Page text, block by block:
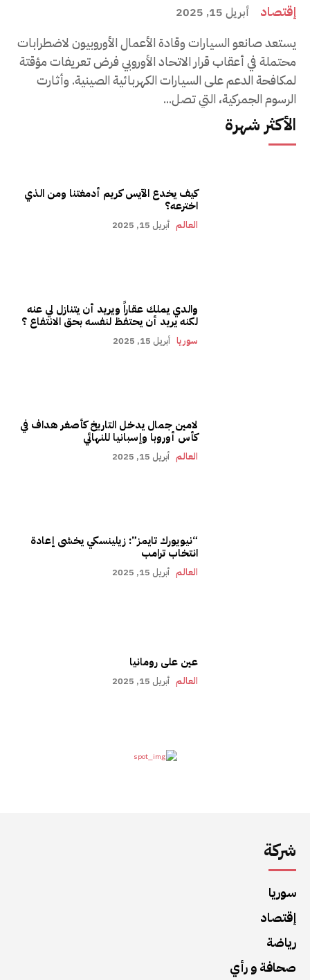
إقتصاد أبريل 15, 2025
يستعد صانعو السيارات وقادة الأعمال الأوروبيون لاضطرابات
محتملة في أعقاب قرار الاتحاد الأوروبي فرض تعريفات مؤقتة
لمكافحة الدعم على السيارات الكهربائية الصينية. وأثارت
الرسوم الجمركية، التي تصل...
الأكثر شهرة
كيف يخدع الآيس كريم أدمغتنا ومن الذي
اخترعه؟
العالم أبريل 15, 2025
والدي يملك عقاراً ويريد أن يتنازل لي عنه
لكنه يريد أن يحتفظ لنفسه بحق الانتفاع ؟
سوريا أبريل 15, 2025
لامين جمال يدخل التاريخ كأصغر هداف في
كأس أوروبا وإسبانيا للنهائي
العالم أبريل 15, 2025
“نيويورك تايمز”: زيلينسكي يخشى إعادة
انتخاب ترامب
العالم أبريل 15, 2025
عين على رومانيا
العالم أبريل 15, 2025
شركة
سوريا
إقتصاد
رياضة
صحافة و رأي